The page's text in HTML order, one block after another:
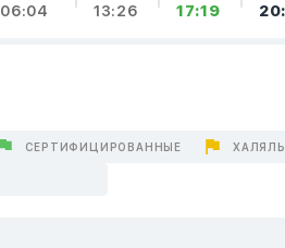
06:04 13:26 17:19
СЕРТИФИЦИРОВАННЫЕ ХАЛЯЛЬ